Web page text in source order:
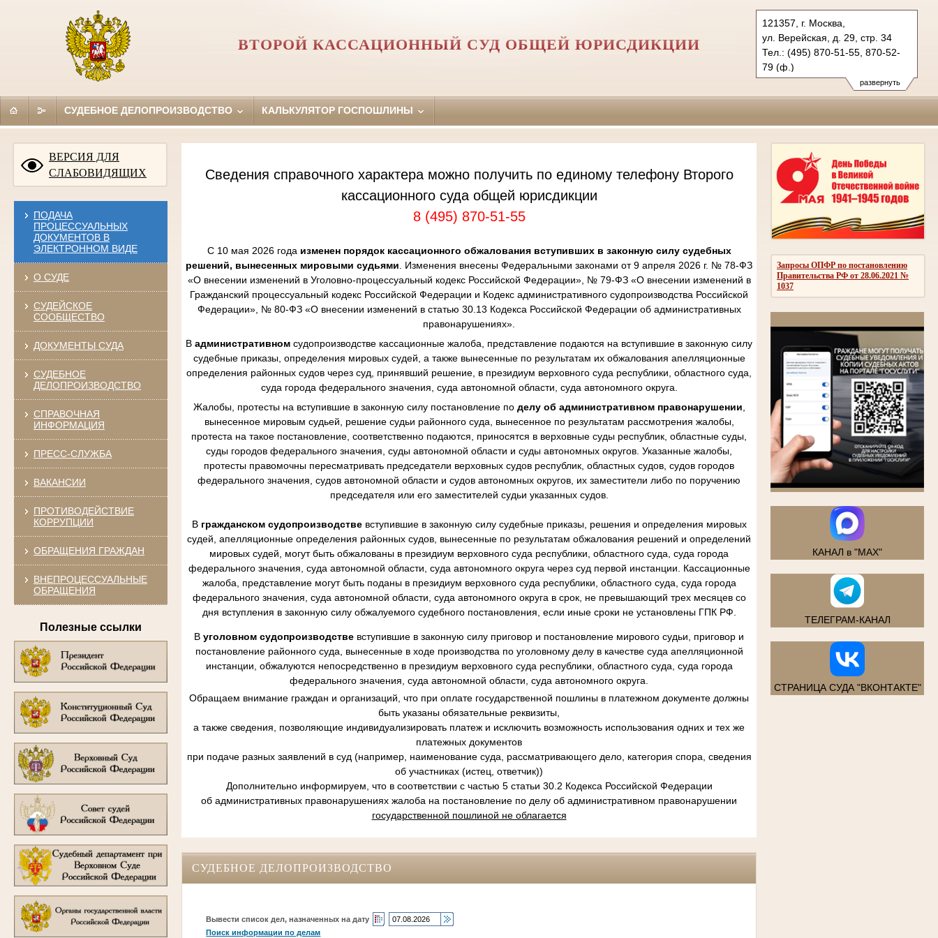
развернуть
121357, г. Москва,
ул. Верейская, д. 29, стр. 34
Тел.: (495) 870-51-55, 870-52-
79 (ф.)
2kas@sudrf.ru
ВТОРОЙ КАССАЦИОННЫЙ СУД ОБЩЕЙ ЮРИСДИКЦИИ
СУДЕБНОЕ ДЕЛОПРОИЗВОДСТВО КАЛЬКУЛЯТОР ГОСПОШЛИНЫ
ВЕРСИЯ ДЛЯ
СЛАБОВИДЯЩИХ
ПОДАЧА
ПРОЦЕССУАЛЬНЫХ
ДОКУМЕНТОВ В
ЭЛЕКТРОННОМ ВИДЕ
О СУДЕ
СУДЕЙСКОЕ
СООБЩЕСТВО
ДОКУМЕНТЫ СУДА
СУДЕБНОЕ
ДЕЛОПРОИЗВОДСТВО
СПРАВОЧНАЯ
ИНФОРМАЦИЯ
ПРЕСС-СЛУЖБА
ВАКАНСИИ
ПРОТИВОДЕЙСТВИЕ
КОРРУПЦИИ
ОБРАЩЕНИЯ ГРАЖДАН
ВНЕПРОЦЕССУАЛЬНЫЕ
ОБРАЩЕНИЯ
Полезные ссылки
Запросы ОПФР по постановлению
Правительства РФ от 28.06.2021 №
1037
КАНАЛ в "MAX"
ТЕЛЕГРАМ-КАНАЛ
СТРАНИЦА СУДА "ВКОНТАКТЕ"
Сведения справочного характера можно получить по единому телефону Второго
кассационного суда общей юрисдикции
8 (495) 870-51-55
С 10 мая 2026 года изменен порядок кассационного обжалования вступивших в законную силу судебных
решений, вынесенных мировыми судьями. Изменения внесены Федеральными законами от 9 апреля 2026 г. № 78-ФЗ
«О внесении изменений в Уголовно-процессуальный кодекс Российской Федерации», № 79-ФЗ «О внесении изменений в
Гражданский процессуальный кодекс Российской Федерации и Кодекс административного судопроизводства Российской
Федерации», № 80-ФЗ «О внесении изменений в статью 30.13 Кодекса Российской Федерации об административных
правонарушениях».
В административном судопроизводстве кассационные жалоба, представление подаются на вступившие в законную силу
судебные приказы, определения мировых судей, а также вынесенные по результатам их обжалования апелляционные
определения районных судов через суд, принявший решение, в президиум верховного суда республики, областного суда,
суда города федерального значения, суда автономной области, суда автономного округа.
Жалобы, протесты на вступившие в законную силу постановление по делу об административном правонарушении,
вынесенное мировым судьей, решение судьи районного суда, вынесенное по результатам рассмотрения жалобы,
протеста на такое постановление, соответственно подаются, приносятся в верховные суды республик, областные суды,
суды городов федерального значения, суды автономной области и суды автономных округов. Указанные жалобы,
протесты правомочны пересматривать председатели верховных судов республик, областных судов, судов городов
федерального значения, судов автономной области и судов автономных округов, их заместители либо по поручению
председателя или его заместителей судьи указанных судов.
В гражданском судопроизводствевступившие в законную силу судебные приказы, решения и определения мировых
судей, апелляционные определения районных судов, вынесенные по результатам обжалования решений и определений
мировых судей, могут быть обжалованы в президиум верховного суда республики, областного суда, суда города
федерального значения, суда автономной области, суда автономного округа через суд первой инстанции. Кассационные
жалоба, представление могут быть поданы в президиум верховного суда республики, областного суда, суда города
федерального значения, суда автономной области, суда автономного округа в срок, не превышающий трех месяцев со
дня вступления в законную силу обжалуемого судебного постановления, если иные сроки не установлены ГПК РФ.
В уголовном судопроизводстве вступившие в законную силу приговор и постановление мирового судьи, приговор и
постановление районного суда, вынесенные в ходе производства по уголовному делу в качестве суда апелляционной
инстанции, обжалуются непосредственно в президиум верховного суда республики, областного суда, суда города
федерального значения, суда автономной области, суда автономного округа.
Обращаем внимание граждан и организаций, что при оплате государственной пошлины в платежном документе должны
быть указаны обязательные реквизиты,
а также сведения, позволяющие индивидуализировать платеж и исключить возможность использования одних и тех же
платежных документов
при подаче разных заявлений в суд (например, наименование суда, рассматривающего дело, категория спора, сведения
об участниках (истец, ответчик))
Дополнительно информируем, что в соответствии с частью 5 статьи 30.2 Кодекса Российской Федерации
об административных правонарушениях жалоба на постановление по делу об административном правонарушении
государственной пошлиной не облагается
СУДЕБНОЕ ДЕЛОПРОИЗВОДСТВО
Вывести список дел, назначенных на дату
Поиск информации по делам